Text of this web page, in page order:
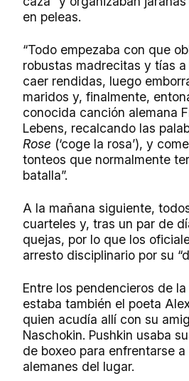
en peleas.
“Todo empezaba con que
robustas madrecitas y tías
caer rendidas, luego
maridos y, finalmente,
conocida canción alemana
Lebens, recalcando las
Rose (‘coge la rosa’), y
tonteos que normalmente
batalla”.
A la mañana siguiente,
cuarteles y, tras un par de
quejas, por lo que los
arresto disciplinario por su
Entre los pendencieros de la
estaba también el poeta
quien acudía allí con su
Naschokin. Pushkin usaba
de boxeo para enfrentarse
alemanes del lugar.